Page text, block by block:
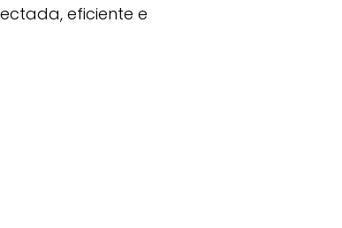
eficiente e